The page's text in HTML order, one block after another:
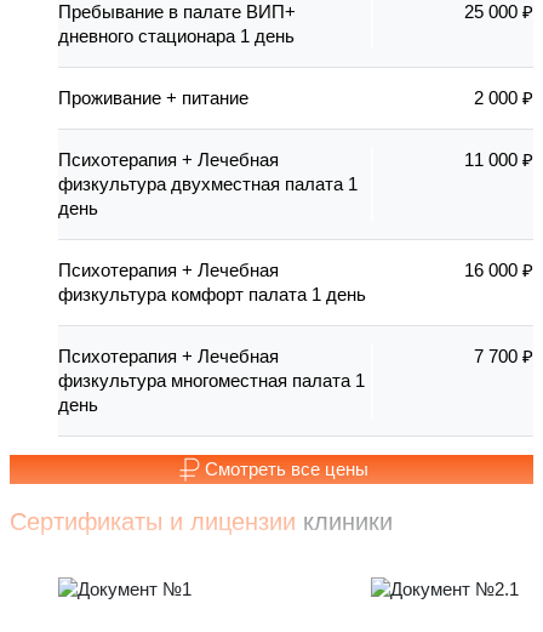
Пребывание в палате ВИП+
дневного стационара 1 день
25 000 ₽
Проживание + питание 2 000 ₽
Психотерапия + Лечебная
физкультура двухместная палата 1
день
11 000 ₽
Психотерапия + Лечебная
физкультура комфорт палата 1 день
16 000 ₽
Психотерапия + Лечебная
физкультура многоместная палата 1
день
7 700 ₽
Смотреть все цены
Сертификаты и лицензии клиники